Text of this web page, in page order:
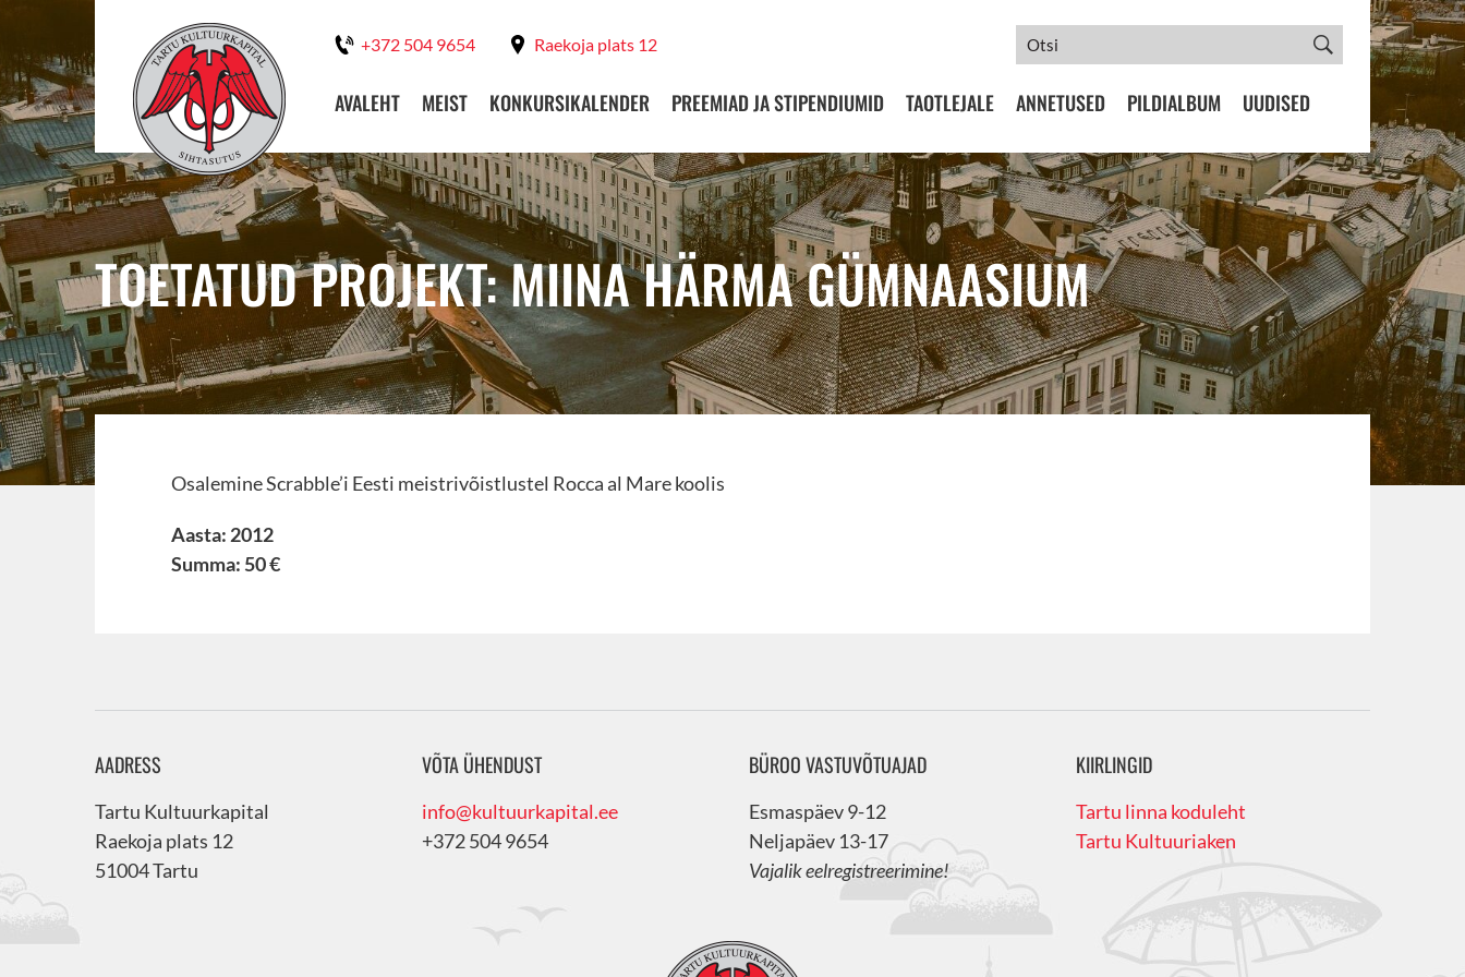
+372 504 9654 Raekoja plats 12
AVALEHT MEIST KONKURSIKALENDER PREEMIAD JA STIPENDIUMID TAOTLEJALE ANNETUSED PILDIALBUM UUDISED
TOETATUD PROJEKT: MIINA HÄRMA GÜMNAASIUM
Osalemine Scrabble’i Eesti meistrivõistlustel Rocca al Mare koolis
Aasta: 2012
Summa: 50 €
AADRESS
Tartu Kultuurkapital
Raekoja plats 12
51004 Tartu
VÕTA ÜHENDUST
info@kultuurkapital.ee
+372 504 9654
BÜROO VASTUVÕTUAJAD
Esmaspäev 9-12
Neljapäev 13-17
Vajalik eelregistreerimine!
KIIRLINGID
Tartu linna koduleht
Tartu Kultuuriaken